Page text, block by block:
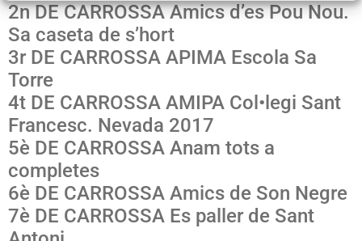
2n DE CARROSSA Amics d’es Pou Nou.
Sa caseta de s’hort
3r DE CARROSSA APIMA Escola Sa
Torre
4t DE CARROSSA AMIPA Col•legi Sant
Francesc. Nevada 2017
5è DE CARROSSA Anam tots a
completes
6è DE CARROSSA Amics de Son Negre
7è DE CARROSSA Es paller de Sant